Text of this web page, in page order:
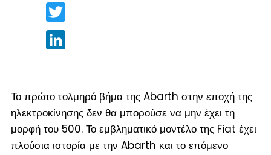
Twitter
LinkedIn
Το πρώτο τολμηρό βήμα της Abarth στην εποχή της
ηλεκτροκίνησης δεν θα μπορούσε να μην έχει τη
μορφή του 500. Το εμβληματικό μοντέλο της Fiat έχει
πλούσια ιστορία με την Abarth και το επόμενο